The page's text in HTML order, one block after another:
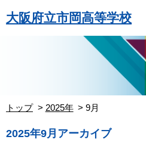
大阪府立市岡高等学校
トップ 2025年 9月
2025年9月アーカイブ